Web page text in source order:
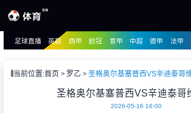
播
足球直播 英超 西甲 欧冠 意甲 中超 德甲 法甲
当前位置:首页 罗乙 圣格奥尔基塞普西VS辛迪泰哥
圣格奥尔基塞普西VS辛迪泰哥
2026-05-16 16:00